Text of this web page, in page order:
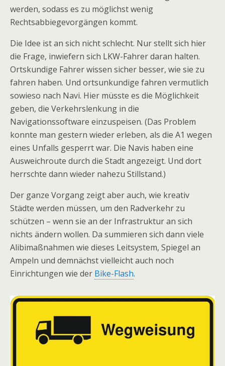
werden, sodass es zu möglichst wenig
Rechtsabbiegevorgängen kommt.
Die Idee ist an sich nicht schlecht. Nur stellt sich hier
die Frage, inwiefern sich LKW-Fahrer daran halten.
Ortskundige Fahrer wissen sicher besser, wie sie zu
fahren haben. Und ortsunkundige fahren vermutlich
sowieso nach Navi. Hier müsste es die Möglichkeit
geben, die Verkehrslenkung in die
Navigationssoftware einzuspeisen. (Das Problem
konnte man gestern wieder erleben, als die A1 wegen
eines Unfalls gesperrt war. Die Navis haben eine
Ausweichroute durch die Stadt angezeigt. Und dort
herrschte dann wieder nahezu Stillstand.)
Der ganze Vorgang zeigt aber auch, wie kreativ
Städte werden müssen, um den Radverkehr zu
schützen – wenn sie an der Infrastruktur an sich
nichts ändern wollen. Da summieren sich dann viele
Alibimaßnahmen wie dieses Leitsystem, Spiegel an
Ampeln und demnächst vielleicht auch noch
Einrichtungen wie der Bike-Flash.